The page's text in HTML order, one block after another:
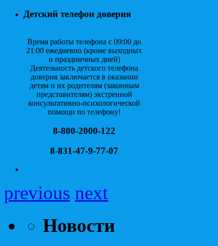
Детский телефон доверия
Время работы телефона с 09:00 до
21:00 ежедневно (кроме выходных
и праздничных дней)
Деятельность детского телефона
доверия заключается в оказании
детям и их родителям (законным
представителям) экстренной
консультативно-психологической
помощи по телефону!
8-800-2000-122
8-831-47-9-77-07
previous next
Новости